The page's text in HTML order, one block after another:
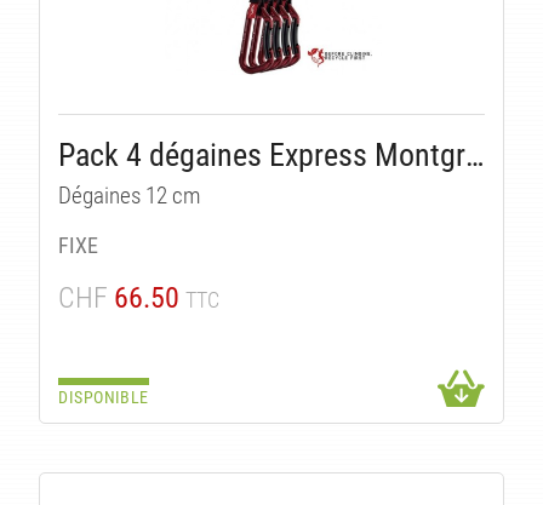
Pack 4 dégaines Express Montgrony
Dégaines 12 cm
FIXE
CHF 66.50 TTC
DISPONIBLE